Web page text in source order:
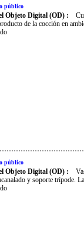
público
Objeto Digital (OD) :
de la cocción en
público
Objeto Digital (OD) :
y soporte trípode.